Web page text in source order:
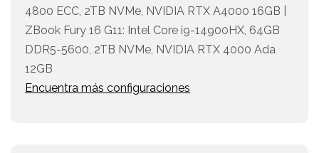
4800 ECC, 2TB NVMe, NVIDIA RTX A4000 16GB |
ZBook Fury 16 G11: Intel Core i9-14900HX, 64GB
DDR5-5600, 2TB NVMe, NVIDIA RTX 4000 Ada
12GB
Encuentra más configuraciones